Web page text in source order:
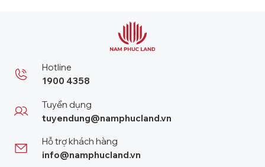
Hotline
1900 4358
Tuyển dụng
tuyendung@namphucland.vn
Hỗ trợ khách hàng
info@namphucland.vn